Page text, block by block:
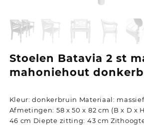
Stoelen Batavia 2 st
mahoniehout
Kleur: donkerbruin Materiaal:
Afmetingen: 58 x 50 x 82 cm (B x D x
46 cm Diepte zitting: 43 cm